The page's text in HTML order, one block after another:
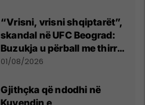
“Vrisni, vrisni shqiptarët”,
skandal në UFC Beograd:
Buzukja u përball me thirrje
anti-shqiptare nga
01/08/2026
Gjithçka që ndodhi në
Kuvendin e